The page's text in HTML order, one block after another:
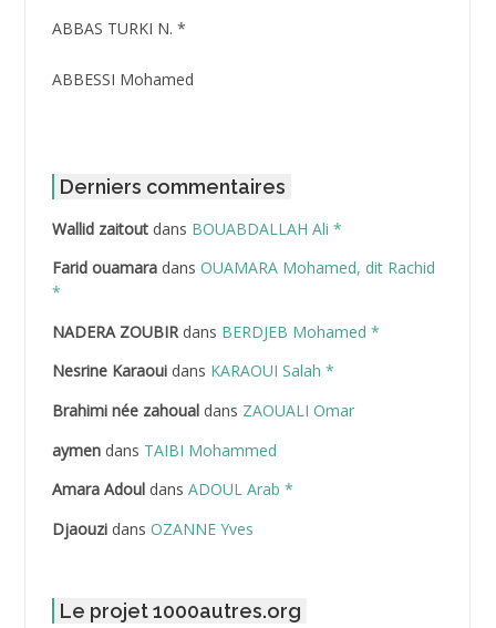
ABBAS TURKI N. *
ABBESSI Mohamed
ABDAT Amar
ABDEDDAIM Hamid
ABDELAZIZ Mohamed
ABDELHAFID Lakhdar
ABDELLI Mohamed
ABDELLI Mohamed *
Derniers commentaires
Wallid zaitoutdans BOUABDALLAH Ali *
Farid ouamaradans OUAMARA Mohamed, dit Rachid
*
NADERA ZOUBIRdans BERDJEB Mohamed *
Nesrine Karaouidans KARAOUI Salah *
Brahimi née zahoualdans ZAOUALI Omar
aymendans TAIBI Mohammed
Amara Adouldans ADOUL Arab *
Djaouzidans OZANNE Yves
Le projet 1000autres.org